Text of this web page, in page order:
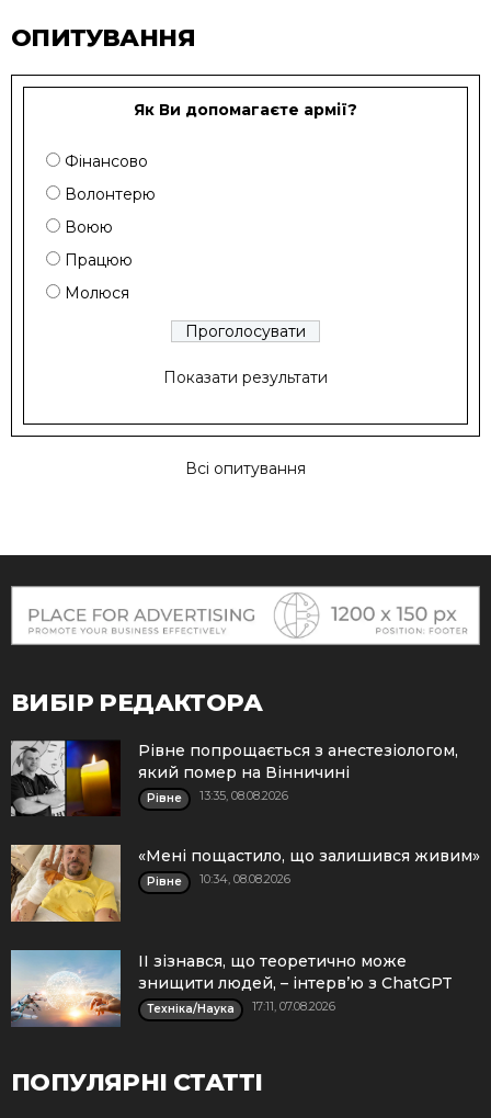
ОПИТУВАННЯ
Як Ви допомагаєте армії?
Фінансово
Волонтерю
Воюю
Працюю
Молюся
Показати результати
Всі опитування
ВИБІР РЕДАКТОРА
Рівне попрощається з анестезіологом,
який помер на Вінничині
Рівне 13:35, 08.08.2026
«Мені пощастило, що залишився живим»
Рівне 10:34, 08.08.2026
ІІ зізнався, що теоретично може
знищити людей, – інтерв’ю з ChatGPT
Техніка/Наука 17:11, 07.08.2026
ПОПУЛЯРНІ СТАТТІ